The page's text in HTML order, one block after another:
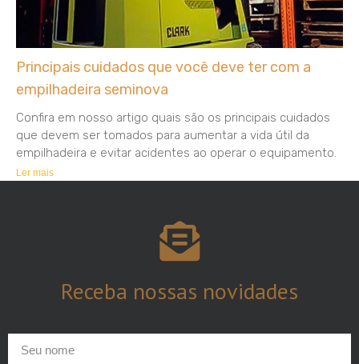
Principais cuidados que você deve ter com a
empilhadeira seminova
Confira em nosso artigo quais são os principais cuidados
que devem ser tomados para aumentar a vida útil da
empilhadeira e evitar acidentes ao operar o equipamento.
Ler mais
Receba nossas novidades